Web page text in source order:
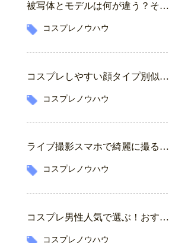
被写体とモデルは何が違う？そ…
コスプレノウハウ
コスプレしやすい顔タイプ別似…
コスプレノウハウ
ライブ撮影スマホで綺麗に撮る…
コスプレノウハウ
コスプレ男性人気で選ぶ！おす…
コスプレノウハウ